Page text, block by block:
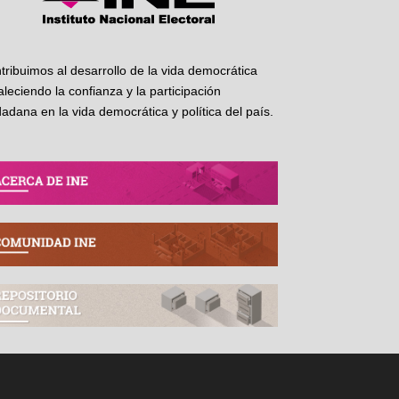
al desarrollo de la vida democrática
la confianza y la participación
en la vida democrática y política del país.